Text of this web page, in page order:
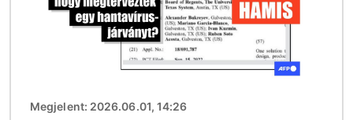
Megjelent: 2026.06.01, 14:26